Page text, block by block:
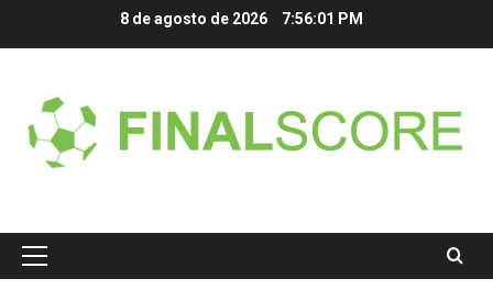
8 de agosto de 2026 7:56:02 PM
Menú